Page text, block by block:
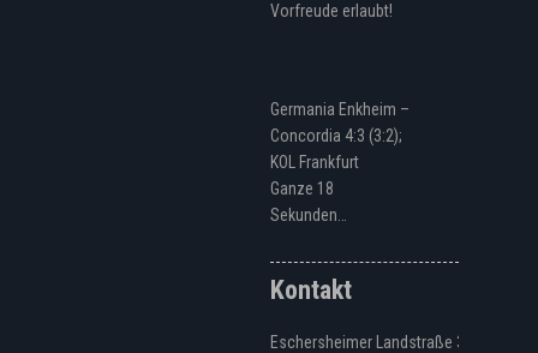
Vorfreude erlaubt!
Germania Enkheim –
Concordia 4:3 (3:2);
KOL Frankfurt
Ganze 18
Sekunden…
Kontakt
Eschersheimer Landstraße 328